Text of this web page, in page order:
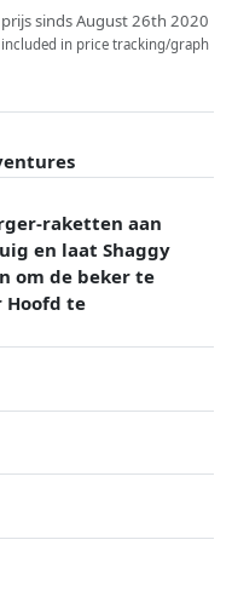
sinds August 26th 2020
in price tracking/graph
raketten aan
en laat Shaggy
om de beker te
Hoofd te